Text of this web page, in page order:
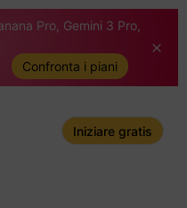
Pro, Gemini 3 Pro,
Confronta i piani
Iniziare gratis